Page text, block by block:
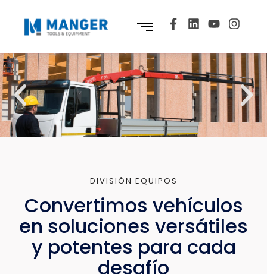
DIVISIÓN EQUIPOS
Convertimos vehículos
en soluciones versátiles
y potentes para cada
desafío